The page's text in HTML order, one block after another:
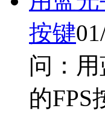
按键
问：
的FPS